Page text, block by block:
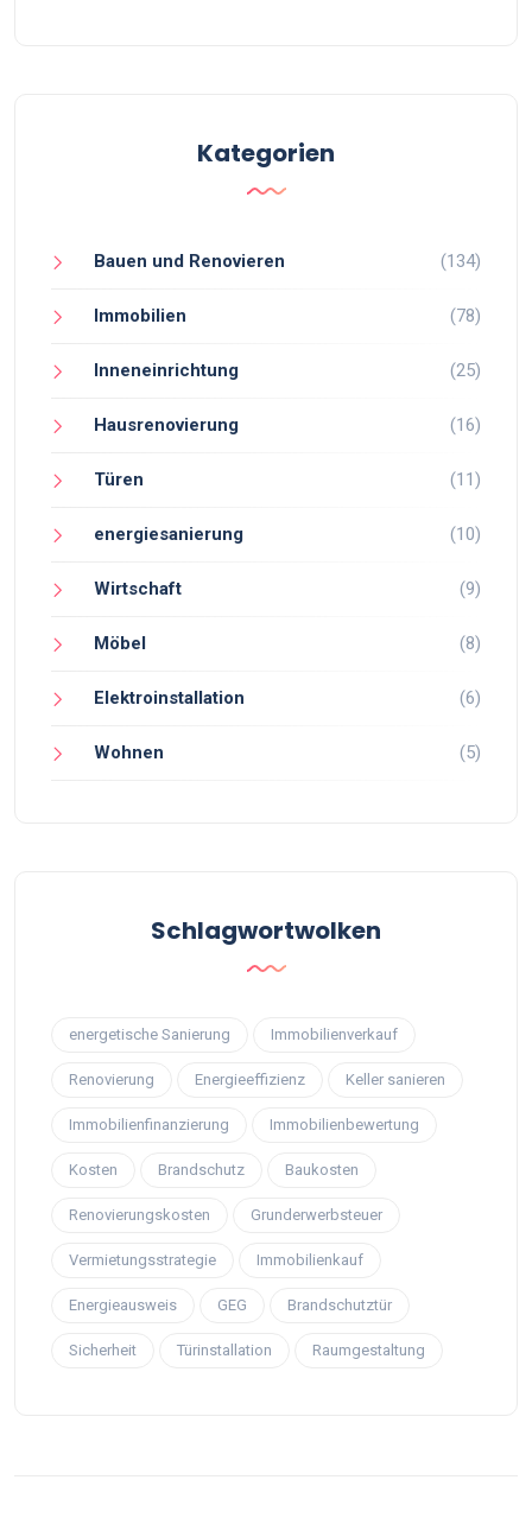
Kategorien
Bauen und Renovieren (134)
Immobilien (78)
Inneneinrichtung (25)
Hausrenovierung (16)
Türen (11)
energiesanierung (10)
Wirtschaft (9)
Möbel (8)
Elektroinstallation (6)
Wohnen (5)
Schlagwortwolken
energetische Sanierung Immobilienverkauf
Renovierung Energieeffizienz Keller sanieren
Immobilienfinanzierung Immobilienbewertung
Kosten Brandschutz Baukosten
Renovierungskosten Grunderwerbsteuer
Vermietungsstrategie Immobilienkauf
Energieausweis GEG Brandschutztür
Sicherheit Türinstallation Raumgestaltung